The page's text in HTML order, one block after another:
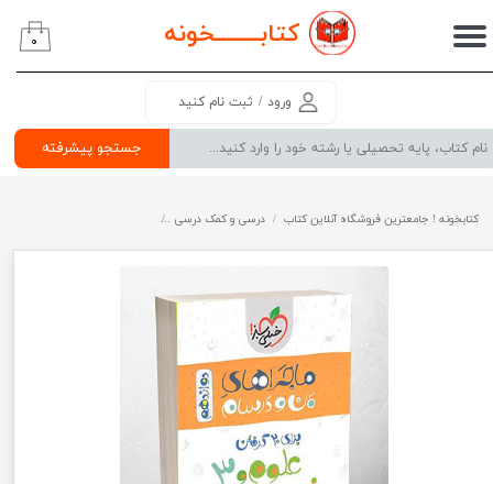
کتابــــــــخونه
جستجو پیشرفته
ورود / ثبت نام کنید
حساب کاربری من
سفارشات
۰
کتابخونه ! جامعترین فروشگاه آنلاین کتاب درسی و کمک درسی